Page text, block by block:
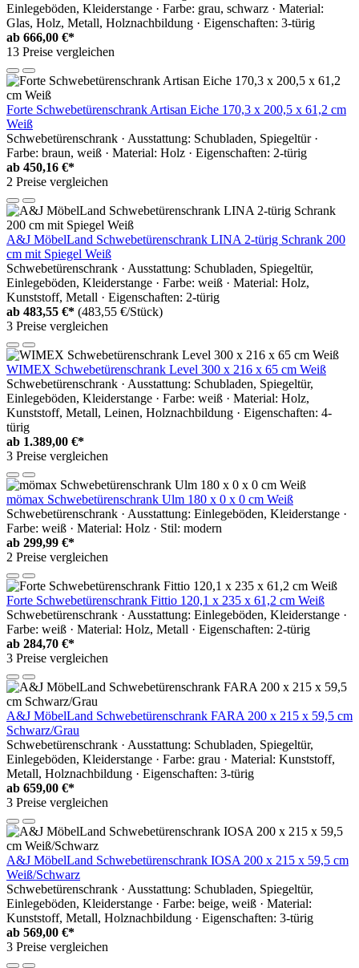
Einlegeböden, Kleiderstange · Farbe: grau, schwarz · Material:
Glas, Holz, Metall, Holznachbildung · Eigenschaften: 3-türig
ab 666,00 €*
13 Preise vergleichen
Forte Schwebetürenschrank Artisan Eiche 170,3 x 200,5 x 61,2 cm
Weiß
Schwebetürenschrank · Ausstattung: Schubladen, Spiegeltür ·
Farbe: braun, weiß · Material: Holz · Eigenschaften: 2-türig
ab 450,16 €*
2 Preise vergleichen
A&J MöbelLand Schwebetürenschrank LINA 2-türig Schrank 200
cm mit Spiegel Weiß
Schwebetürenschrank · Ausstattung: Schubladen, Spiegeltür,
Einlegeböden, Kleiderstange · Farbe: weiß · Material: Holz,
Kunststoff, Metall · Eigenschaften: 2-türig
ab 483,55 €* (483,55 €/Stück)
3 Preise vergleichen
WIMEX Schwebetürenschrank Level 300 x 216 x 65 cm Weiß
Schwebetürenschrank · Ausstattung: Schubladen, Spiegeltür,
Einlegeböden, Kleiderstange · Farbe: weiß · Material: Holz,
Kunststoff, Metall, Leinen, Holznachbildung · Eigenschaften: 4-
türig
ab 1.389,00 €*
3 Preise vergleichen
mömax Schwebetürenschrank Ulm 180 x 0 x 0 cm Weiß
Schwebetürenschrank · Ausstattung: Einlegeböden, Kleiderstange ·
Farbe: weiß · Material: Holz · Stil: modern
ab 299,99 €*
2 Preise vergleichen
Forte Schwebetürenschrank Fittio 120,1 x 235 x 61,2 cm Weiß
Schwebetürenschrank · Ausstattung: Einlegeböden, Kleiderstange ·
Farbe: weiß · Material: Holz, Metall · Eigenschaften: 2-türig
ab 284,70 €*
3 Preise vergleichen
A&J MöbelLand Schwebetürenschrank FARA 200 x 215 x 59,5 cm
Schwarz/Grau
Schwebetürenschrank · Ausstattung: Schubladen, Spiegeltür,
Einlegeböden, Kleiderstange · Farbe: grau · Material: Kunststoff,
Metall, Holznachbildung · Eigenschaften: 3-türig
ab 659,00 €*
3 Preise vergleichen
A&J MöbelLand Schwebetürenschrank IOSA 200 x 215 x 59,5 cm
Weiß/Schwarz
Schwebetürenschrank · Ausstattung: Schubladen, Spiegeltür,
Einlegeböden, Kleiderstange · Farbe: beige, weiß · Material:
Kunststoff, Metall, Holznachbildung · Eigenschaften: 3-türig
ab 569,00 €*
3 Preise vergleichen